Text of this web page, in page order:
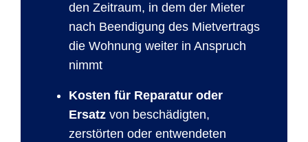
den Zeitraum, in dem der Mieter
nach Beendigung des Mietvertrags
die Wohnung weiter in Anspruch
nimmt
Kosten für Reparatur oder
Ersatz von beschädigten,
zerstörten oder entwendeten